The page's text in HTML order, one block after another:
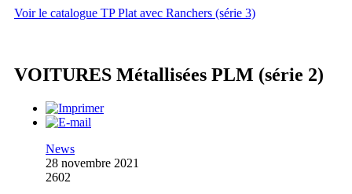
Voir le catalogue TP Plat avec Ranchers (série 3)
VOITURES Métallisées PLM (série 2)
News
28 novembre 2021
2602